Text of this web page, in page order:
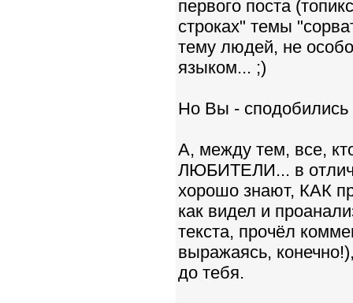
первого поста
строках" темы
тему людей, не
языком... ;)
Но Вы - сподобились
А, между тем, все,
ЛЮБИТЕЛИ... в
хорошо знают, КАК
как видел и
текста, прочёл
выражаясь,
до тебя.